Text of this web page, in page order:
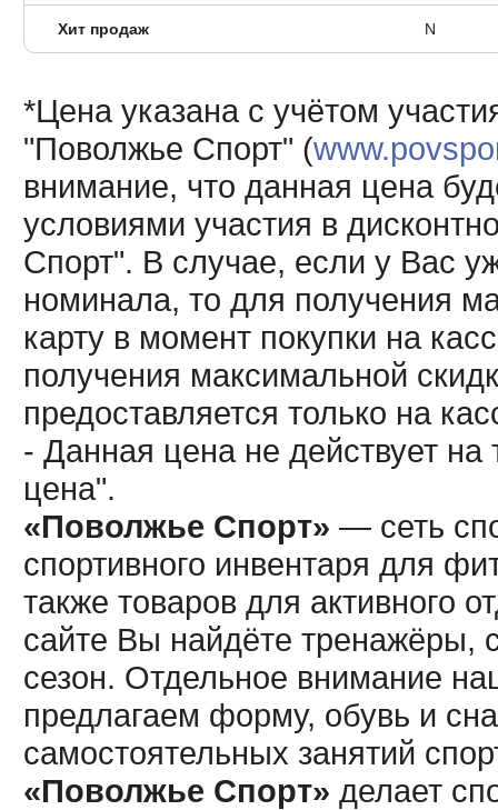
Хит продаж N
*Цена указана с учётом
"Поволжье Спорт" (
внимание, что данная цена
условиями участия в
Спорт". В случае, если у Вас
номинала, то для получения
карту в момент покупки на
получения максимальной
предоставляется только на
- Данная цена не действует
цена".
«Поволжье Спорт» — сеть
спортивного инвентаря для
также товаров для активного
сайте Вы найдёте тренажёры,
сезон. Отдельное внимание
предлагаем форму, обувь и
самостоятельных занятий
«Поволжье Спорт» делает